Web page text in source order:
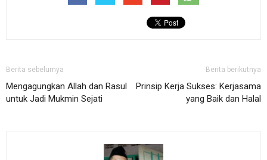
Berita sebelumya
Mengagungkan Allah dan Rasul
untuk Jadi Mukmin Sejati
Berita berikutnya
Prinsip Kerja Sukses: Kerjasama
yang Baik dan Halal